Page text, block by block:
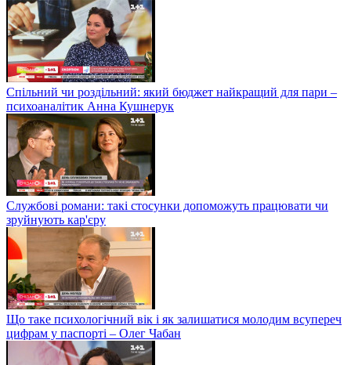
Спільний чи роздільний: який бюджет найкращий для пари –
психоаналітик Анна Кушнерук
Службові романи: такі стосунки допоможуть працювати чи
зруйнують кар'єру
Що таке психологічний вік і як залишатися молодим всупереч
цифрам у паспорті – Олег Чабан